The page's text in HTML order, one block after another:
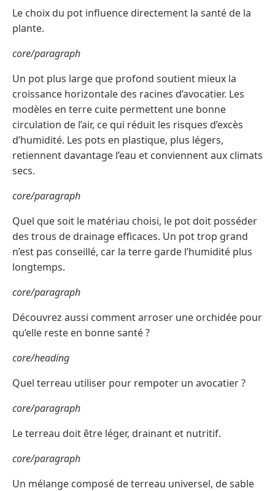
Le choix du pot influence directement la santé de la
plante.
core/paragraph
Un pot plus large que profond soutient mieux la
croissance horizontale des racines d’avocatier. Les
modèles en terre cuite permettent une bonne
circulation de l’air, ce qui réduit les risques d’excès
d’humidité. Les pots en plastique, plus légers,
retiennent davantage l’eau et conviennent aux climats
secs.
core/paragraph
Quel que soit le matériau choisi, le pot doit posséder
des trous de drainage efficaces. Un pot trop grand
n’est pas conseillé, car la terre garde l’humidité plus
longtemps.
core/paragraph
Découvrez aussi comment arroser une orchidée pour
qu’elle reste en bonne santé ?
core/heading
Quel terreau utiliser pour rempoter un avocatier ?
core/paragraph
Le terreau doit être léger, drainant et nutritif.
core/paragraph
Un mélange composé de terreau universel, de sable